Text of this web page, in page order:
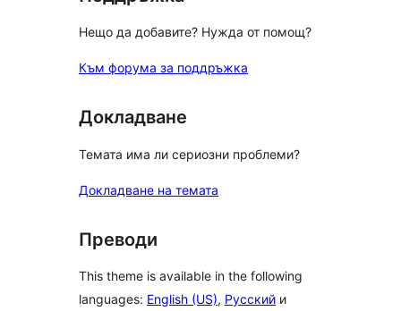
Нещо да добавите? Нужда от помощ?
Към форума за поддръжка
Докладване
Темата има ли сериозни проблеми?
Докладване на темата
Преводи
This theme is available in the following
languages: English (US), Русский и